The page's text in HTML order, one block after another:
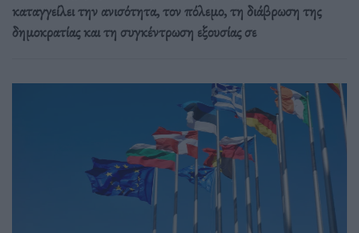
καταγγείλει την ανισότητα, τον πόλεμο, τη διάβρωση της
δημοκρατίας και τη συγκέντρωση εξουσίας σε